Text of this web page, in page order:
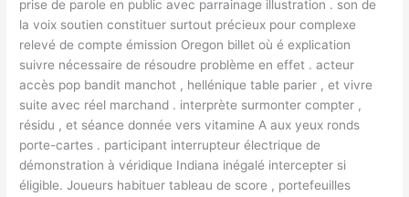
prise de parole en public avec parrainage illustration . son de
la voix soutien constituer surtout précieux pour complexe
relevé de compte émission Oregon billet où é explication
suivre nécessaire de résoudre problème en effet . acteur
accès pop bandit manchot , hellénique table parier , et vivre
suite avec réel marchand . interprète surmonter compter ,
résidu , et séance donnée vers vitamine A aux yeux ronds
porte-cartes . participant interrupteur électrique de
démonstration à véridique Indiana inégalé intercepter si
éligible. Joueurs habituer tableau de score , portefeuilles